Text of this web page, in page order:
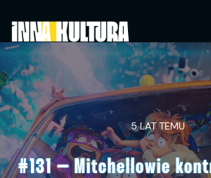
5 LAT TEMU
#131 – Mitchellowie